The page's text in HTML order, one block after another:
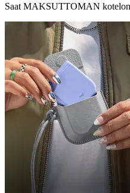
Saat MAKSUTTOMAN